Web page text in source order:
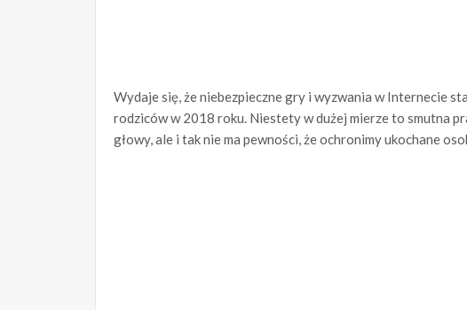
Wydaje się, że niebezpieczne gry i wyzwania w Internecie
rodziców w 2018 roku. Niestety w dużej mierze to smutna
głowy, ale i tak nie ma pewności, że ochronimy ukochane